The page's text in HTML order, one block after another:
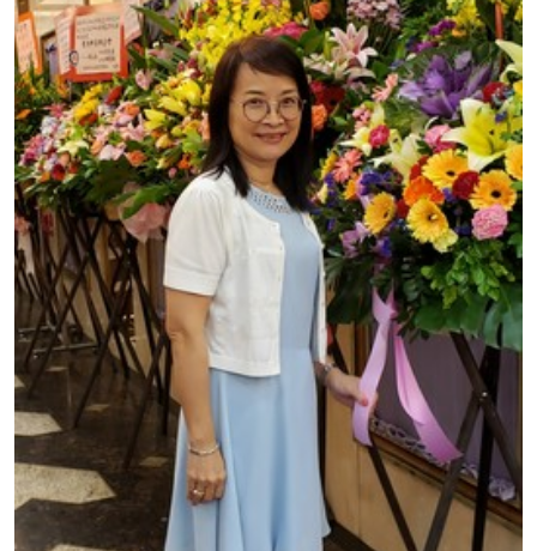
证明文件；
或可将上述文件一并寄交各报名中心，信封上请注明
「报读课程」，惟学院对邮递失误而遗失的支票及个
人资料概不负责。
3. VISA / Mastercard
申请人可亲临学院任何一所报名中心，以 VISA 或
Mastercard（包括「香港大学专业进修学院
Mastercard卡」）缴付学费。香港大学专业进修学院
Mastercard卡持有人，如报读课程满港币2,000元，可
享有十个月免息分期付款优惠，惟课程申请人必须为
信用卡持有人。详情请向学院报名中心职员查询。
4. 网上缴费服务
大部份公开招生的课程（以先到先得形式报名）及个
别学历颁授课程提供网上报名/注册服务，申请人可在
网上使用「缴费灵」（不适用於手机）、VISA或
Mastercard缴付有关课程的报名费或学费。除上述支